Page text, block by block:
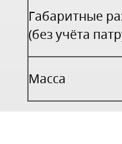
Габаритные
(без учёта
Масса